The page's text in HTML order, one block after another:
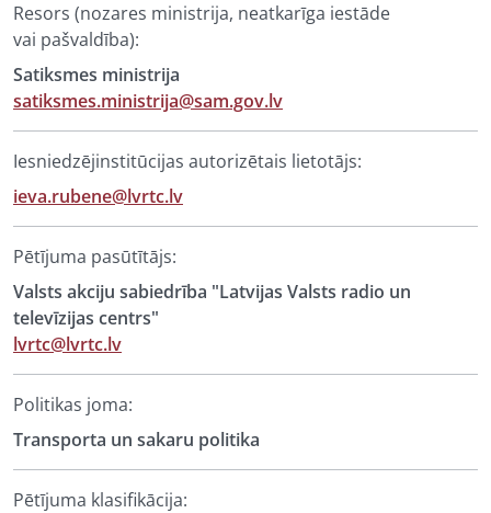
Resors (nozares ministrija, neatkarīga iestāde
vai pašvaldība):
Satiksmes ministrija
satiksmes.ministrija@sam.gov.lv
Iesniedzējinstitūcijas autorizētais lietotājs:
ieva.rubene@lvrtc.lv
Pētījuma pasūtītājs:
Valsts akciju sabiedrība "Latvijas Valsts radio un
televīzijas centrs"
lvrtc@lvrtc.lv
Politikas joma:
Transporta un sakaru politika
Pētījuma klasifikācija: